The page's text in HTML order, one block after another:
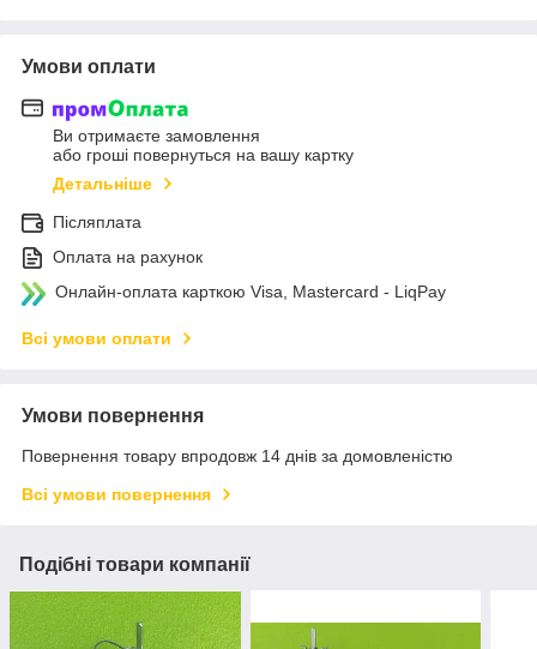
Умови оплати
Ви отримаєте замовлення
або гроші повернуться на вашу картку
Детальніше
Післяплата
Оплата на рахунок
Онлайн-оплата карткою Visa, Mastercard - LiqPay
Всі умови оплати
Умови повернення
Повернення товару впродовж 14 днів за домовленістю
Всі умови повернення
Подібні товари компанії